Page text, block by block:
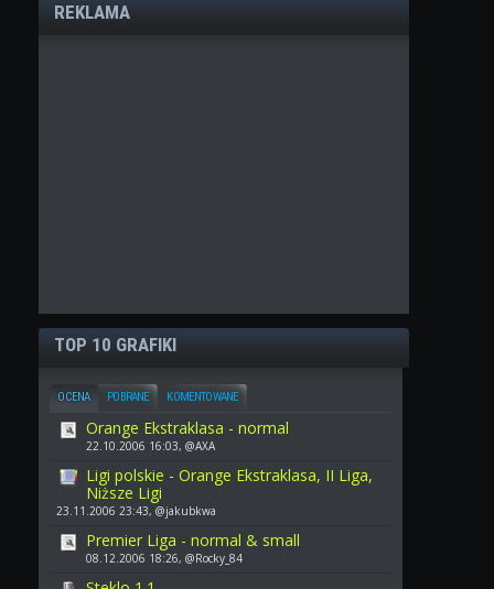
REKLAMA
TOP 10 GRAFIKI
OCENA POBRANE KOMENTOWANE
Orange Ekstraklasa - normal
22.10.2006 16:03, @AXA
Ligi polskie - Orange Ekstraklasa, II Liga,
Niższe Ligi
23.11.2006 23:43, @jakubkwa
Premier Liga - normal & small
08.12.2006 18:26, @Rocky_84